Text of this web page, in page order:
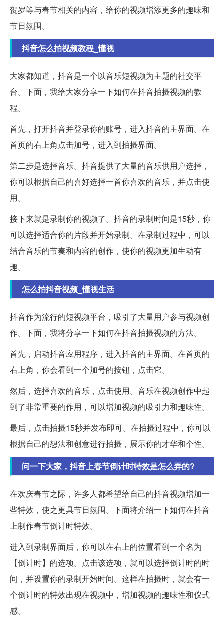
贺岁等与春节相关的内容，给你的视频增添更多的趣味和
节日氛围。
抖音怎么拍视频教程_懂视
大家都知道，抖音是一个以音乐短视频为主题的社交平
台。下面，我给大家分享一下如何在抖音拍摄视频的教
程。
首先，打开抖音并登录你的账号，进入抖音的主界面。在
首页的右上角点击加号，进入到拍摄界面。
第二步是选择音乐。抖音提供了大量的音乐供用户选择，
你可以根据自己的喜好选择一首你喜欢的音乐，并点击使
用。
接下来就是录制你的视频了。抖音的录制时间是15秒，你
可以选择适合你的片段并开始录制。在录制过程中，可以
结合音乐的节奏和内容的创作，使你的视频更加生动有
趣。
怎么拍抖音视频_懂视生活
抖音作为流行的短视频平台，吸引了大量用户参与视频创
作。下面，我将分享一下如何在抖音拍摄视频的方法。
首先，启动抖音应用程序，进入抖音的主界面。在首页的
右上角，你会看到一个加号的按钮，点击它。
然后，选择喜欢的音乐，点击使用。音乐在视频创作中起
到了非常重要的作用，可以增加视频的吸引力和趣味性。
最后，点击拍摄15秒并发布即可。在拍摄过程中，你可以
根据自己的想法和创意进行拍摄，展示你的才华和个性。
问一下大家，抖音上春节倒计时特效是怎么弄的?
在欢庆春节之际，许多人都希望给自己的抖音视频增加一
些特效，使之更具节日氛围。下面将介绍一下如何在抖音
上制作春节倒计时特效。
进入到录制界面后，你可以在右上的位置看到一个名为
【倒计时】的选项。点击该选项，就可以选择倒计时的时
间，并设置你的录制开始时间。这样在拍摄时，就会有一
个倒计时的特效出现在视频中，增加视频的趣味性和仪式
感。